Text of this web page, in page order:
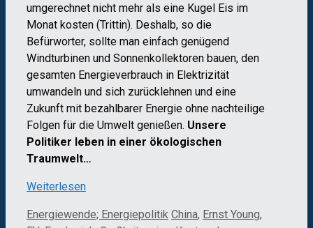
umgerechnet nicht mehr als eine Kugel Eis im
Monat kosten (Trittin). Deshalb, so die
Befürworter, sollte man einfach genügend
Windturbinen und Sonnenkollektoren bauen, den
gesamten Energieverbrauch in Elektrizität
umwandeln und sich zurücklehnen und eine
Zukunft mit bezahlbarer Energie ohne nachteilige
Folgen für die Umwelt genießen. Unsere
Politiker leben in einer ökologischen
Traumwelt…
Weiterlesen
Kategorien
Energiewende; Energiepolitik Schlagwörter
China, Ernst Young,